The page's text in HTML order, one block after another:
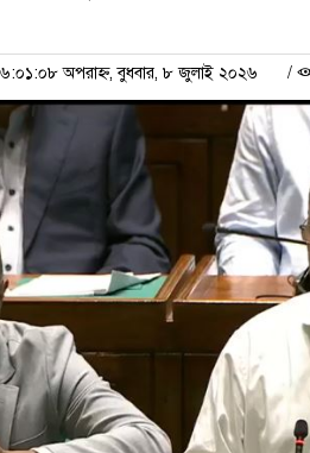
অপরাহ্ন, বুধবার, ৮ জুলাই ২০২৬ /